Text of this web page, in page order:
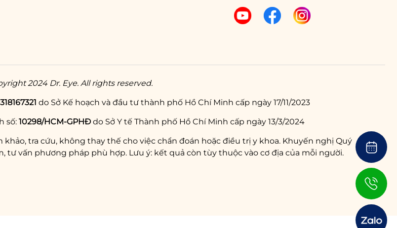
2024 Dr. Eye. All rights reserved.
do Sở Kế hoạch và đầu tư thành phố Hồ Chí Minh cấp ngày 17/11/2023
số: 10298/HCM-GPHĐdo Sở Y tế Thành phố Hồ Chí Minh cấp ngày 13/3/2024
tra cứu, không thay thế cho việc chẩn đoán hoặc điều trị y khoa. Khuyến nghị Quý
tư vấn phương pháp phù hợp. Lưu ý: kết quả còn tùy thuộc vào cơ địa của mỗi người.